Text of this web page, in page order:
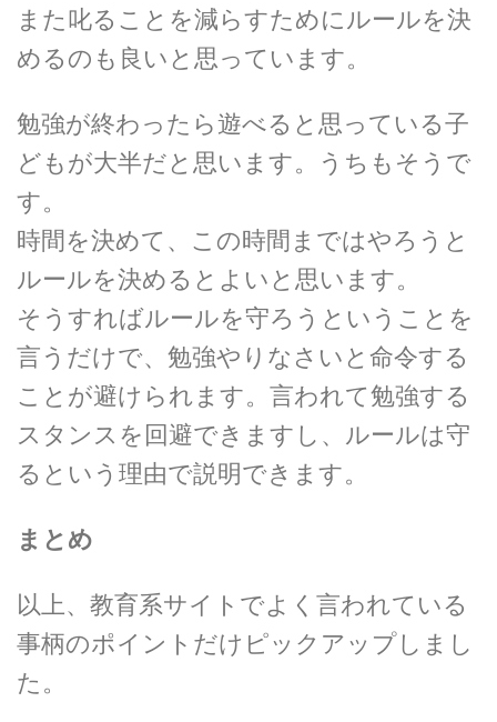
また叱ることを減らすためにルールを決
めるのも良いと思っています。
勉強が終わったら遊べると思っている子
どもが大半だと思います。うちもそうで
す。
時間を決めて、この時間まではやろうと
ルールを決めるとよいと思います。
そうすればルールを守ろうということを
言うだけで、勉強やりなさいと命令する
ことが避けられます。言われて勉強する
スタンスを回避できますし、ルールは守
るという理由で説明できます。
まとめ
以上、教育系サイトでよく言われている
事柄のポイントだけピックアップしまし
た。